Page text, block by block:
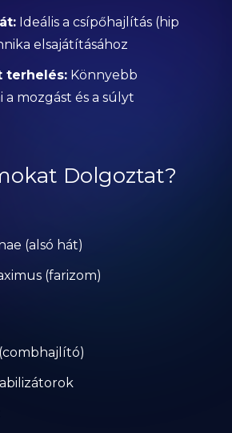
Ideális a csípőhajlítás (hip
elsajátításához
terhelés: Könnyebb
a mozgást és a súlyt
Dolgoztat?
(alsó hát)
(farizom)